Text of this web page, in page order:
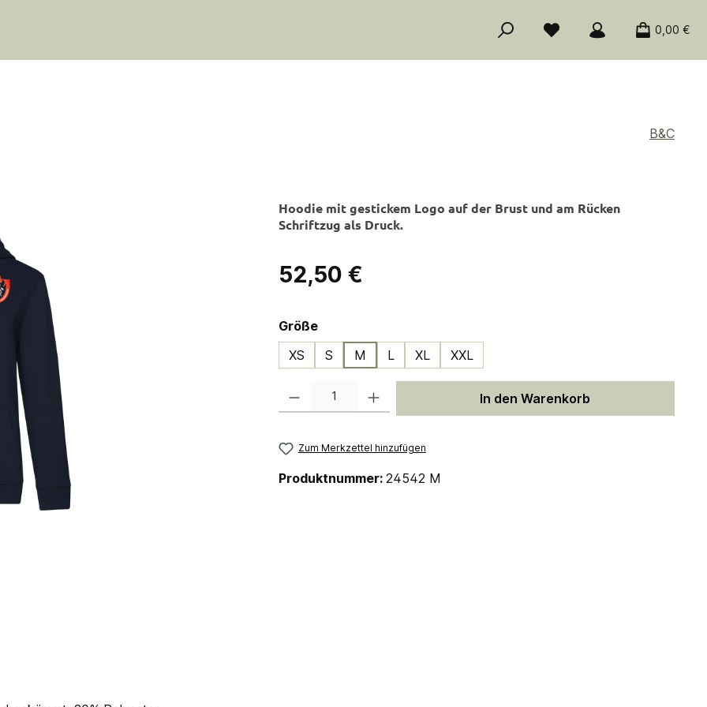
0,00 €
B&C
Hoodie mit gestickem Logo auf der Brust und am Rücken
Schriftzug als Druck.
Regulärer Preis:
52,50 €
Größeauswählen
XS
S M L XL XXL
In den Warenkorb
Zum Merkzettel hinzufügen
Produktnummer: 24542 M